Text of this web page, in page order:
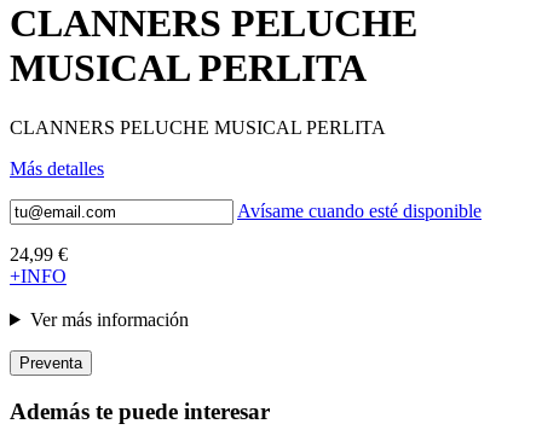
CLANNERS PELUCHE
MUSICAL PERLITA
CLANNERS PELUCHE MUSICAL PERLITA
Más detalles
Avísame cuando esté disponible
24,99 €
+INFO
Ver más información
Preventa
Además te puede interesar